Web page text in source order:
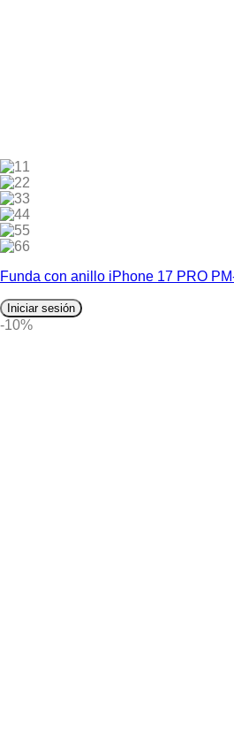
1
2
3
4
5
6
Funda con anillo iPhone 17 PRO
Iniciar sesión
-10%